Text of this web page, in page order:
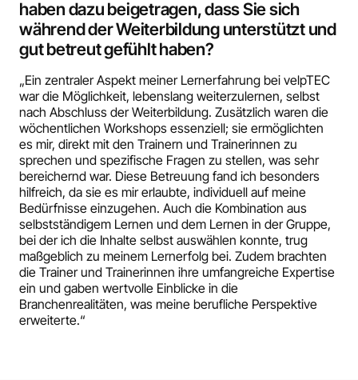
haben dazu beigetragen, dass Sie sich
während der Weiterbildung unterstützt und
gut betreut gefühlt haben?
„Ein zentraler Aspekt meiner Lernerfahrung bei velpTEC
war die Möglichkeit, lebenslang weiterzulernen, selbst
nach Abschluss der Weiterbildung. Zusätzlich waren die
wöchentlichen Workshops essenziell; sie ermöglichten
es mir, direkt mit den Trainern und Trainerinnen zu
sprechen und spezifische Fragen zu stellen, was sehr
bereichernd war. Diese Betreuung fand ich besonders
hilfreich, da sie es mir erlaubte, individuell auf meine
Bedürfnisse einzugehen. Auch die Kombination aus
selbstständigem Lernen und dem Lernen in der Gruppe,
bei der ich die Inhalte selbst auswählen konnte, trug
maßgeblich zu meinem Lernerfolg bei. Zudem brachten
die Trainer und Trainerinnen ihre umfangreiche Expertise
ein und gaben wertvolle Einblicke in die
Branchenrealitäten, was meine berufliche Perspektive
erweiterte.“